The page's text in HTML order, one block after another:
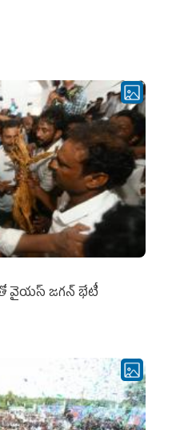
వైయస్ జగన్ భేటీ